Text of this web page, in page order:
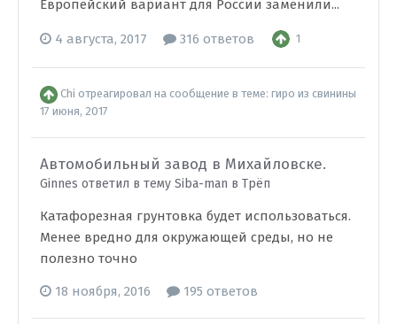
Европейский вариант для России заменили...
4 августа, 2017 316 ответов 1
Chi отреагировал на сообщение в теме: гиро из свинины
17 июня, 2017
Автомобильный завод в Михайловске.
Ginnes ответил в тему Siba-man в Трёп
Катафорезная грунтовка будет использоваться.
Менее вредно для окружающей среды, но не
полезно точно
18 ноября, 2016 195 ответов